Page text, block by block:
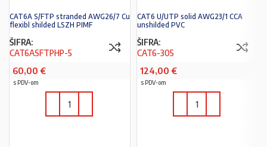
CAT6A S/FTP stranded AWG26/7 Cu
flexibl shilded LSZH PIMF
ŠIFRA:
CAT6ASFTPHP-5
60,00 €
s PDV-om
CAT6 U/UTP solid AWG23/1 CCA
unshilded PVC
ŠIFRA:
CAT6-305
124,00 €
s PDV-om